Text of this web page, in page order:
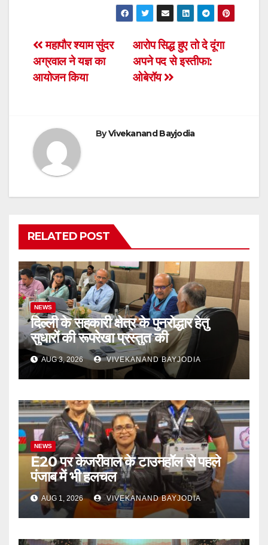
e
b
o
er
at
s
A
ail tF
ri
e
n
ar
e
Post
navigation
आरोप सिद्ध हुए तो दे दूंगा
अपने पद से इस्तीफा:
ओबेरॉय
महापौर श्याम सुंदर
अग्रवाल ने यज्ञ का
आयोजन किया
ByVivekanand Bayjodia
RELATED POST
NEWS
दिल्ली के सहकारी क्षेत्र के पुनरोद्धार हेतु
सुधारों की रूपरेखा प्रस्तुत की
AUG 3, 2026 VIVEKANAND BAYJODIA
NEWS
E20 पर केजरीवाल के टाउनहॉल से पहले
पंजाब में भी हलचल
AUG 1, 2026 VIVEKANAND BAYJODIA